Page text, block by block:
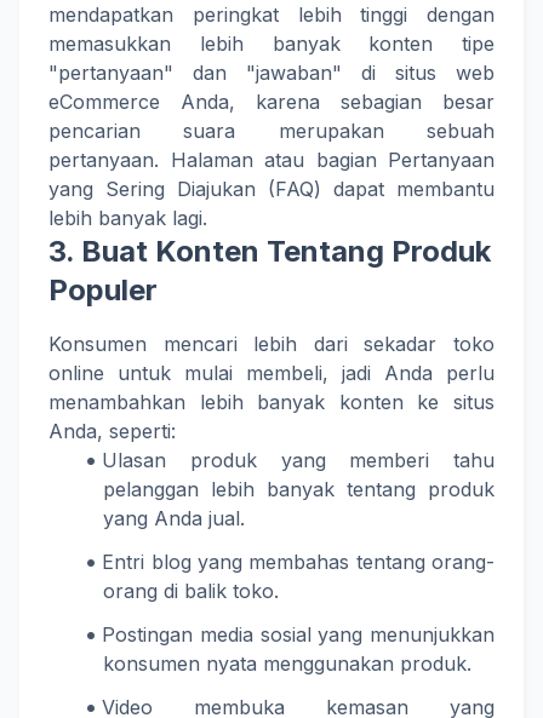
mendapatkan peringkat lebih tinggi dengan
memasukkan lebih banyak konten tipe
"pertanyaan" dan "jawaban" di situs web
eCommerce Anda, karena sebagian besar
pencarian suara merupakan sebuah
pertanyaan. Halaman atau bagian Pertanyaan
yang Sering Diajukan (FAQ) dapat membantu
lebih banyak lagi.
3. Buat Konten Tentang Produk
Populer
Konsumen mencari lebih dari sekadar toko
online untuk mulai membeli, jadi Anda perlu
menambahkan lebih banyak konten ke situs
Anda, seperti:
Ulasan produk yang memberi tahu
pelanggan lebih banyak tentang produk
yang Anda jual.
Entri blog yang membahas tentang orang-
orang di balik toko.
Postingan media sosial yang menunjukkan
konsumen nyata menggunakan produk.
Video membuka kemasan yang